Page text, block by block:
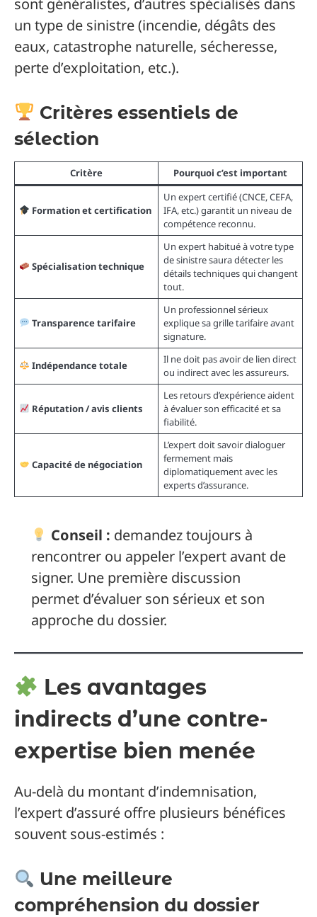
sont généralistes, d’autres spécialisés dans
un type de sinistre (incendie, dégâts des
eaux, catastrophe naturelle, sécheresse,
perte d’exploitation, etc.).
Critères essentiels de
sélection
Critère Pourquoi c’est important
Formation et certification
Un expert certifié (CNCE, CEFA,
IFA, etc.) garantit un niveau de
compétence reconnu.
Spécialisation technique
Un expert habitué à votre type
de sinistre saura détecter les
détails techniques qui changent
tout.
Transparence tarifaire
Un professionnel sérieux
explique sa grille tarifaire avant
signature.
Indépendance totale
Il ne doit pas avoir de lien direct
ou indirect avec les assureurs.
Réputation / avis clients
Les retours d’expérience aident
à évaluer son efficacité et sa
fiabilité.
Capacité de négociation
L’expert doit savoir dialoguer
fermement mais
diplomatiquement avec les
experts d’assurance.
Conseil : demandez toujours à
rencontrer ou appeler l’expert avant de
signer. Une première discussion
permet d’évaluer son sérieux et son
approche du dossier.
Les avantages
indirects d’une contre-
expertise bien menée
Au-delà du montant d’indemnisation,
l’expert d’assuré offre plusieurs bénéfices
souvent sous-estimés :
Une meilleure
compréhension du dossier